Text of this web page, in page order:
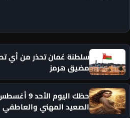
سلطنة عُمان تحذر من أي
مضيق هرمز
الصعيد المهني والعاطفي